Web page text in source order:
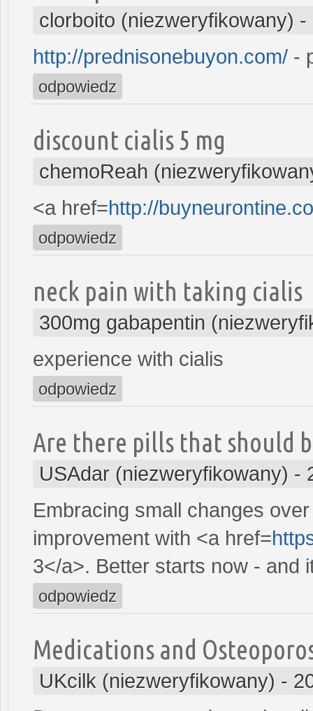
clorboito (niezweryfikowany) -
http://prednisonebuyon.com/ -
odpowiedz
discount cialis 5 mg
chemoReah
<a href=http://
odpowiedz
neck pain with taking cialis
300mg gabapentin
experience with cialis
odpowiedz
Are there pills that should
USAdar (niezweryfikowany) -
Embracing small changes
improvement with <a href=
3</a>. Better starts now - and
odpowiedz
Medications and
UKcilk (niezweryfikowany) -